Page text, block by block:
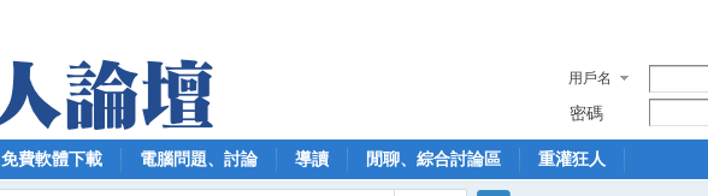
用戶名
密碼
免費軟體下載 電腦問題、討論 導讀 閒聊、綜合討論區 重灌狂人